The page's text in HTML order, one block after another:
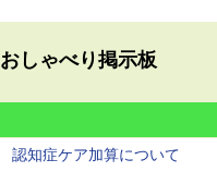
おしゃべり掲示板
認知症ケア加算について